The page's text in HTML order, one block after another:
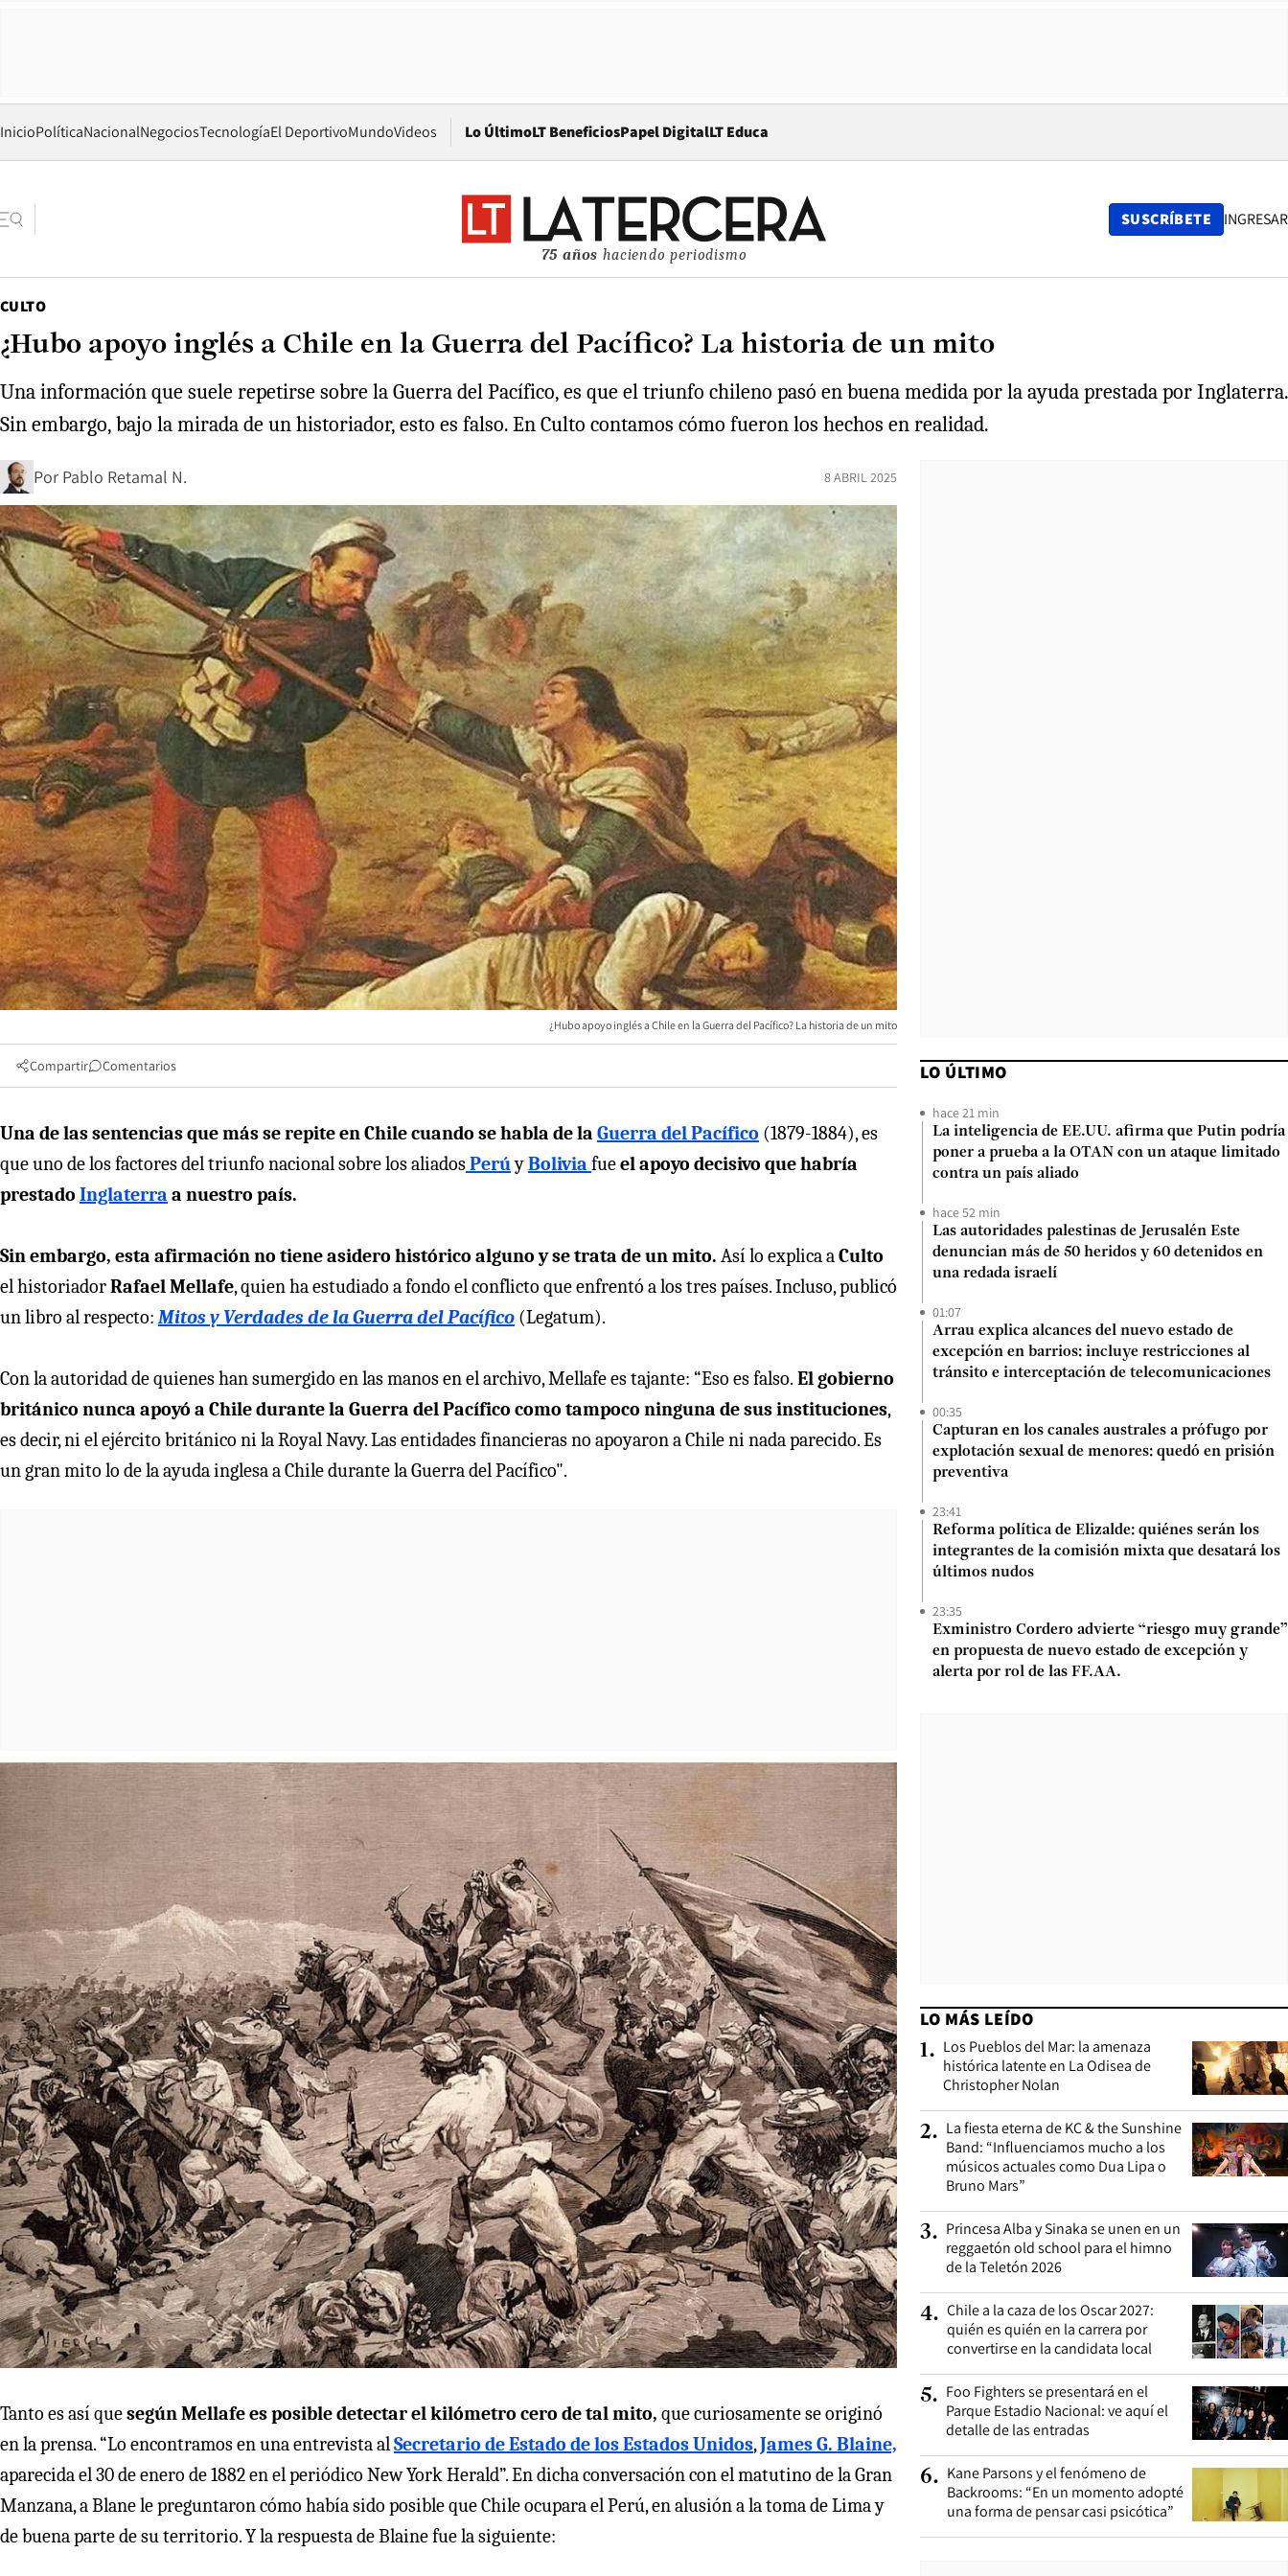
InicioPolíticaNacionalNegociosTecnologíaEl DeportivoMundoVideos Lo ÚltimoLT BeneficiosPapel DigitalOpens in new window
LT Educa
75 años haciendo periodismo
SUSCRÍBETE INGRESAR
CULTO
¿Hubo apoyo inglés a Chile en la Guerra del Pacífico? La historia de un mito
Una información que suele repetirse sobre la Guerra del Pacífico, es que el triunfo chileno pasó en buena medida por la ayuda prestada por Inglaterra.
Sin embargo, bajo la mirada de un historiador, esto es falso. En Culto contamos cómo fueron los hechos en realidad.
Por Pablo Retamal N. 8 ABRIL 2025
¿Hubo apoyo inglés a Chile en la Guerra del Pacífico? La historia de un mito
Compartir Comentarios
Una de las sentencias que más se repite en Chile cuando se habla de la Guerra del Pacífico (1879-1884), es
que uno de los factores del triunfo nacional sobre los aliadosPerúyBolivia fueel apoyo decisivo que habría
prestado Inglaterra a nuestro país.
Sin embargo, esta afirmación no tiene asidero histórico alguno y se trata de un mito. Así lo explica aCulto
el historiadorRafael Mellafe, quien ha estudiado a fondo el conflicto que enfrentó a los tres países. Incluso, publicó
un libro al respecto: Mitos y Verdades de la Guerra del Pacífico (Legatum).
Con la autoridad de quienes han sumergido en las manos en el archivo, Mellafe es tajante: “Eso es falso. El gobierno
británico nunca apoyó a Chile durante la Guerra del Pacífico como tampoco ninguna de sus instituciones,
es decir, ni el ejército británico ni la Royal Navy. Las entidades financieras no apoyaron a Chile ni nada parecido. Es
un gran mito lo de la ayuda inglesa a Chile durante la Guerra del Pacífico".
Tanto es así quesegún Mellafe es posible detectar el kilómetro cero de tal mito, que curiosamente se originó
en la prensa. “Lo encontramos en una entrevista alSecretario de Estado de los Estados Unidos,James G. Blaine,
aparecida el 30 de enero de 1882 en el periódico New York Herald”. En dicha conversación con el matutino de la Gran
Manzana, a Blane le preguntaron cómo había sido posible que Chile ocupara el Perú, en alusión a la toma de Lima y
de buena parte de su territorio. Y la respuesta de Blaine fue la siguiente:
LO ÚLTIMO
hace 21 min
La inteligencia de EE.UU. afirma que Putin podría
poner a prueba a la OTAN con un ataque limitado
contra un país aliado
hace 52 min
Las autoridades palestinas de Jerusalén Este
denuncian más de 50 heridos y 60 detenidos en
una redada israelí
01:07
Arrau explica alcances del nuevo estado de
excepción en barrios: incluye restricciones al
tránsito e interceptación de telecomunicaciones
00:35
Capturan en los canales australes a prófugo por
explotación sexual de menores: quedó en prisión
preventiva
23:41
Reforma política de Elizalde: quiénes serán los
integrantes de la comisión mixta que desatará los
últimos nudos
23:35
Exministro Cordero advierte “riesgo muy grande”
en propuesta de nuevo estado de excepción y
alerta por rol de las FF.AA.
LO MÁS LEÍDO
1. Los Pueblos del Mar: la amenaza
histórica latente en La Odisea de
Christopher Nolan
2. La fiesta eterna de KC & the Sunshine
Band: “Influenciamos mucho a los
músicos actuales como Dua Lipa o
Bruno Mars”
3. Princesa Alba y Sinaka se unen en un
reggaetón old school para el himno
de la Teletón 2026
4. Chile a la caza de los Oscar 2027:
quién es quién en la carrera por
convertirse en la candidata local
5. Foo Fighters se presentará en el
Parque Estadio Nacional: ve aquí el
detalle de las entradas
6. Kane Parsons y el fenómeno de
Backrooms: “En un momento adopté
una forma de pensar casi psicótica”